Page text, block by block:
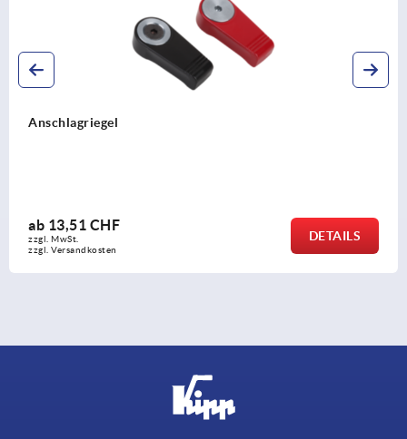
Drehriegel mit Knebelbetätigung
ab 5,64 CHF
zzgl. MwSt.
zzgl. Versandkosten
DETAILS